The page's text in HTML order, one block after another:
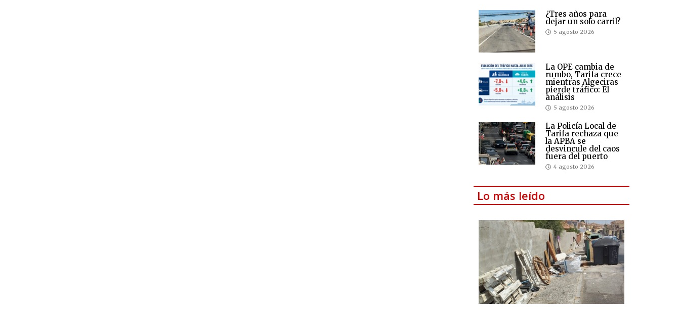
¿Tres años para
dejar un solo carril?
5 agosto 2026
La OPE cambia de
rumbo, Tarifa crece
mientras Algeciras
pierde tráfico: El
análisis
5 agosto 2026
La Policía Local de
Tarifa rechaza que
la APBA se
desvincule del caos
fuera del puerto
4 agosto 2026
Lo más leído